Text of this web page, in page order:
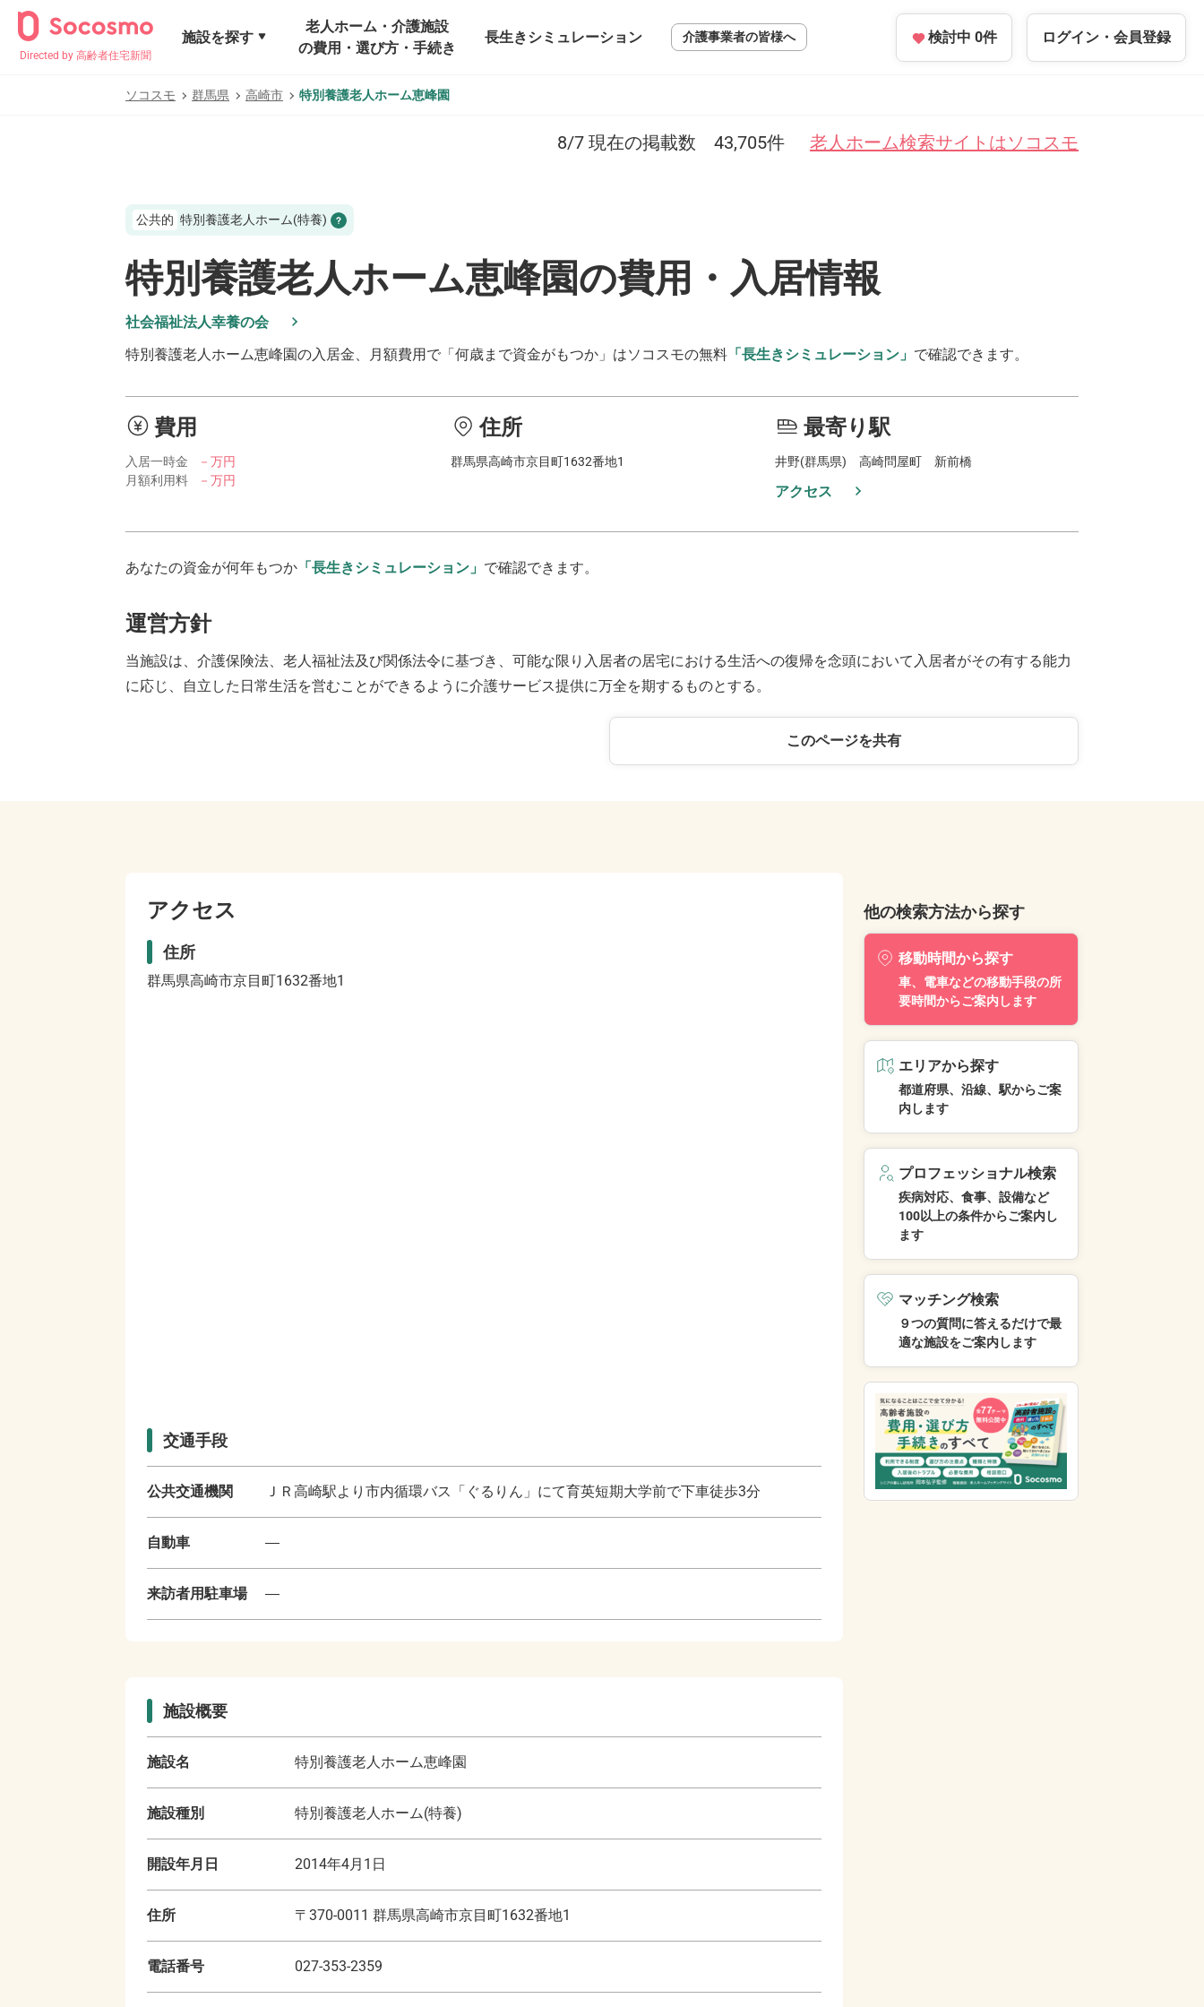
Directed by 高齢者住宅新聞
施設を探す
老人ホーム・介護施設
の費用・選び方・手続き
長生きシミュレーション 介護事業者の皆様へ 検討中 0件 ログイン・ 会員登録
ソコスモ 群馬県 高崎市 特別養護老人ホーム恵峰園
8/7 現在の掲載数 43,705件 老人ホーム検索サイトはソコスモ
公共的 特別養護老人ホーム(特養)
特別養護老人ホーム恵峰園の費用・入居情報
社会福祉法人幸養の会
特別養護老人ホーム恵峰園の入居金、月額費用で「何歳まで資金がもつか」はソコスモの無料 「長生きシミュレーション」 で確認できます。
費用
入居一時金
－万円
月額利用料
－万円
住所
群馬県高崎市京目町1632番地1
最寄り駅
井野(群馬県) 高崎問屋町 新前橋
アクセス
あなたの資金が何年もつか 「長生きシミュレーション」 で確認できます。
運営方針
当施設は、介護保険法、老人福祉法及び関係法令に基づき、可能な限り入居者の居宅における生活への復帰を念頭において入居者がその有する能力
に応じ、自立した日常生活を営むことができるように介護サービス提供に万全を期するものとする。
このページを共有
アクセス
住所
群馬県高崎市京目町1632番地1
交通手段
公共交通機関 ＪＲ高崎駅より市内循環バス「ぐるりん」にて育英短期大学前で下車徒歩3分
自動車 ―
来訪者用駐車場 ―
施設概要
施設名 特別養護老人ホーム恵峰園
施設種別 特別養護老人ホーム(特養)
開設年月日 2014年4月1日
住所 〒 370-0011 群馬県高崎市京目町1632番地1
電話番号 027-353-2359
他の検索方法から探す
移動時間から探す
車、電車などの移動手段の所
要時間からご案内します
エリアから探す
都道府県、沿線、駅からご案
内します
プロフェッショナル検索
疾病対応、食事、設備など
100以上の条件からご案内し
ます
マッチング検索
９つの質問に答えるだけで最
適な施設をご案内します